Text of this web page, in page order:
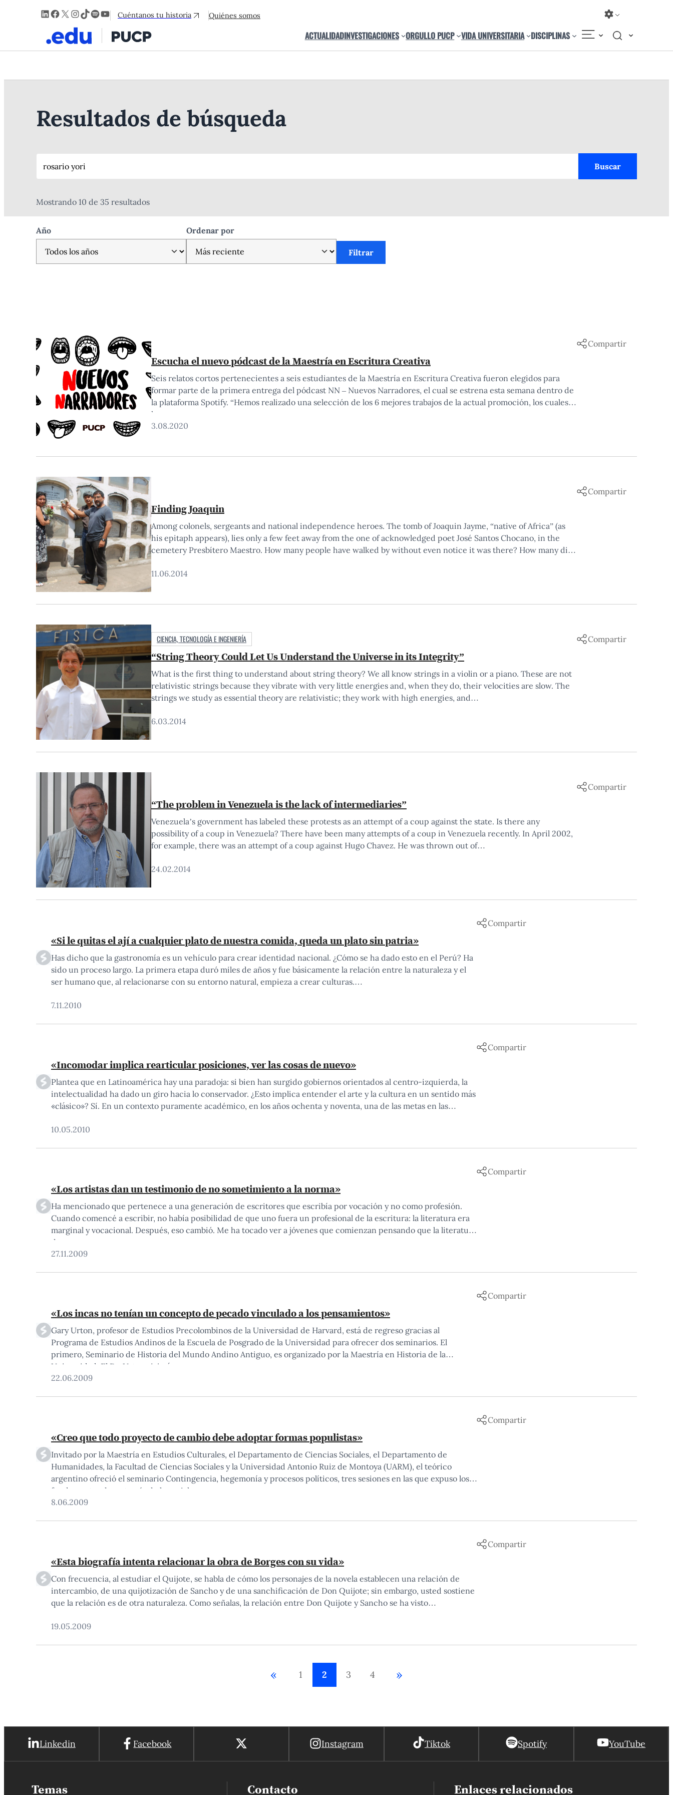
LinkedIn
Facebook
X Instagram
TikTok
Spotify
YouTube
Cuéntanos tu historia Quiénes somos
ACTUALIDADINVESTIGACIONES ORGULLO PUCP VIDA UNIVERSITARIA DISCIPLINAS
Resultados de búsqueda
Buscar
Mostrando 10 de 35 resultados
Año Ordenar por
Filtrar
Compartir
Escucha el nuevo pódcast de la Maestría en Escritura Creativa
Seis relatos cortos pertenecientes a seis estudiantes de la Maestría en Escritura Creativa fueron elegidos para
formar parte de la primera entrega del pódcast NN – Nuevos Narradores, el cual se estrena esta semana dentro de
la plataforma Spotify. “Hemos realizado una selección de los 6 mejores trabajos de la actual promoción, los cuales
han…
3.08.2020
Compartir
Finding Joaquin
Among colonels, sergeants and national independence heroes. The tomb of Joaquin Jayme, “native of Africa” (as
his epitaph appears), lies only a few feet away from the one of acknowledged poet José Santos Chocano, in the
cemetery Presbítero Maestro. How many people have walked by without even notice it was there? How many did
11.06.2014
CIENCIA, TECNOLOGÍA E INGENIERÍA Compartir
“String Theory Could Let Us Understand the Universe in its Integrity”
What is the first thing to understand about string theory? We all know strings in a violin or a piano. These are not
relativistic strings because they vibrate with very little energies and, when they do, their velocities are slow. The
strings we study as essential theory are relativistic; they work with high energies, and…
6.03.2014
Compartir
“The problem in Venezuela is the lack of intermediaries”
Venezuela’s government has labeled these protests as an attempt of a coup against the state. Is there any
possibility of a coup in Venezuela? There have been many attempts of a coup in Venezuela recently. In April 2002,
for example, there was an attempt of a coup against Hugo Chavez. He was thrown out of…
24.02.2014
Compartir
«Si le quitas el ají a cualquier plato de nuestra comida, queda un plato sin patria»
Has dicho que la gastronomía es un vehículo para crear identidad nacional. ¿Cómo se ha dado esto en el Perú? Ha
sido un proceso largo. La primera etapa duró miles de años y fue básicamente la relación entre la naturaleza y el
ser humano que, al relacionarse con su entorno natural, empieza a crear culturas.…
7.11.2010
Compartir
«Incomodar implica rearticular posiciones, ver las cosas de nuevo»
Plantea que en Latinoamérica hay una paradoja: si bien han surgido gobiernos orientados al centro-izquierda, la
intelectualidad ha dado un giro hacia lo conservador. ¿Esto implica entender el arte y la cultura en un sentido más
«clásico»? Sí. En un contexto puramente académico, en los años ochenta y noventa, una de las metas en las…
10.05.2010
Compartir
«Los artistas dan un testimonio de no sometimiento a la norma»
Ha mencionado que pertenece a una generación de escritores que escribía por vocación y no como profesión.
Cuando comencé a escribir, no había posibilidad de que uno fuera un profesional de la escritura: la literatura era
marginal y vocacional. Después, eso cambió. Me ha tocado ver a jóvenes que comienzan pensando que la literatura
da…
27.11.2009
Compartir
«Los incas no tenían un concepto de pecado vinculado a los pensamientos»
Gary Urton, profesor de Estudios Precolombinos de la Universidad de Harvard, está de regreso gracias al
Programa de Estudios Andinos de la Escuela de Posgrado de la Universidad para ofrecer dos seminarios. El
primero, Seminario de Historia del Mundo Andino Antiguo, es organizado por la Maestría en Historia de la
Universidad. El Dr. Urton viajará…
22.06.2009
Compartir
«Creo que todo proyecto de cambio debe adoptar formas populistas»
Invitado por la Maestría en Estudios Culturales, el Departamento de Ciencias Sociales, el Departamento de
Humanidades, la Facultad de Ciencias Sociales y la Universidad Antonio Ruiz de Montoya (UARM), el teórico
argentino ofreció el seminario Contingencia, hegemonía y procesos políticos, tres sesiones en las que expuso los
fundamentos de su teoría de lo social y,…
8.06.2009
Compartir
«Esta biografía intenta relacionar la obra de Borges con su vida»
Con frecuencia, al estudiar el Quijote, se habla de cómo los personajes de la novela establecen una relación de
intercambio, de una quijotización de Sancho y de una sanchificación de Don Quijote; sin embargo, usted sostiene
que la relación es de otra naturaleza. Como señalas, la relación entre Don Quijote y Sancho se ha visto…
19.05.2009
« 1 2 3 4 »
Linkedin Facebook Instagram Tiktok Spotify YouTube
Temas Contacto Enlaces relacionados